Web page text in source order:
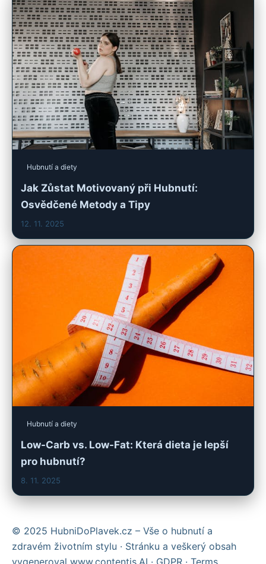
Hubnutí a diety
Jak Zůstat Motivovaný při Hubnutí:
Osvědčené Metody a Tipy
12. 11. 2025
Hubnutí a diety
Low-Carb vs. Low-Fat: Která dieta je lepší
pro hubnutí?
8. 11. 2025
© 2025 HubniDoPlavek.cz – Vše o hubnutí a
zdravém životním stylu · Stránku a veškerý obsah